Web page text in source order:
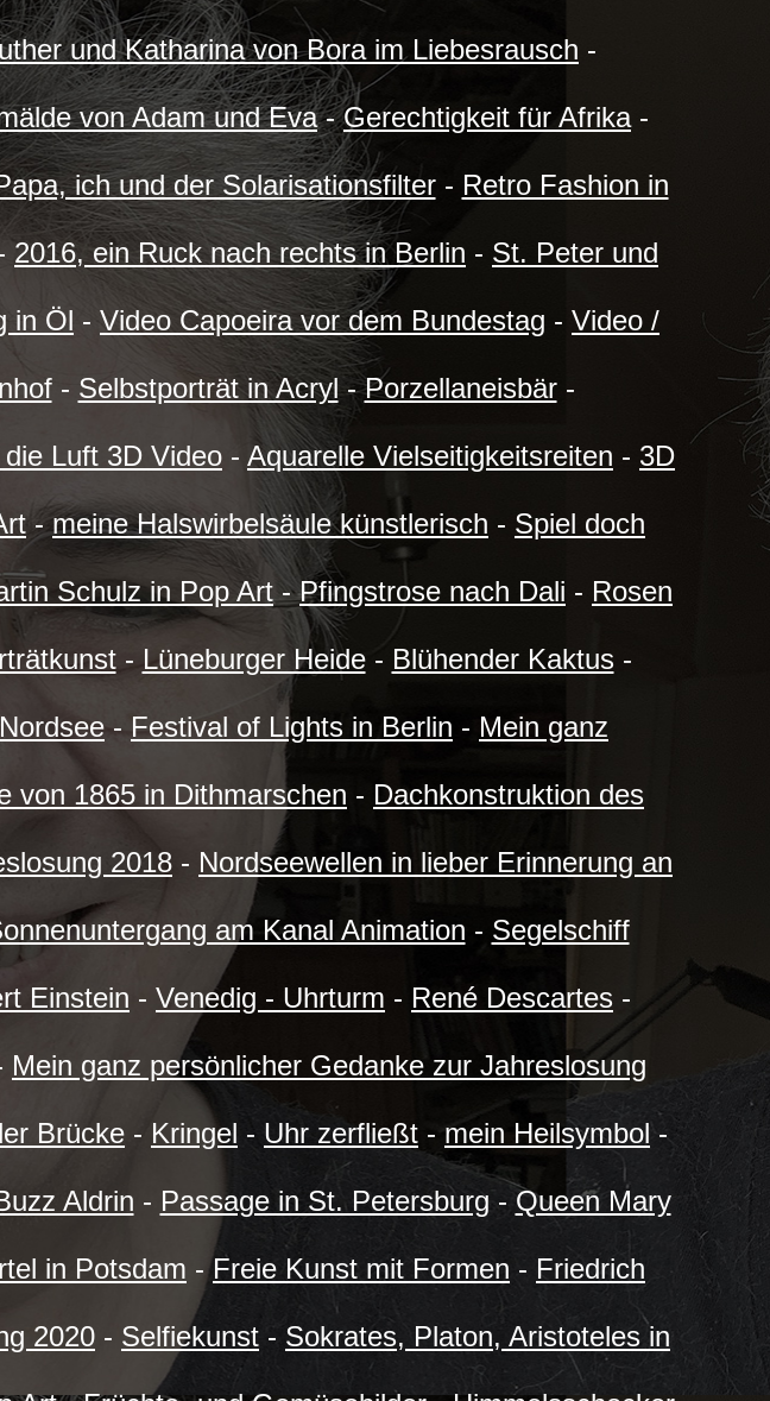
und Katharina von Bora im Liebesrausch -
von Adam und Eva-Gerechtigkeit für Afrika-
ich und der Solarisationsfilter- Retro Fashion in
2016, ein Ruck nach rechts in Berlin - St. Peter und
in Öl - Video Capoeira vor dem Bundestag - Video /
- Selbstporträt in Acryl-Porzellaneisbär-
Luft 3D Video - Aquarelle Vielseitigkeitsreiten - 3D
-meine Halswirbelsäule künstlerisch - Spiel doch
Schulz in Pop Art-Pfingstrose nach Dali - Rosen
- Lüneburger Heide- Blühender Kaktus-
- Festival of Lights in Berlin - Mein ganz
von 1865 in Dithmarschen - Dachkonstruktion des
2018 - Nordseewellen in lieber Erinnerung an
am Kanal Animation - Segelschiff
Einstein - Venedig - Uhrturm - René Descartes -
Mein ganz persönlicher Gedanke zur Jahreslosung
Brücke - Kringel - Uhr zerfließt - mein Heilsymbol -
Aldrin - Passage in St. Petersburg- Queen Mary
in Potsdam -Freie Kunst mit Formen - Friedrich
2020 - Selfiekunst - Sokrates, Platon, Aristoteles in